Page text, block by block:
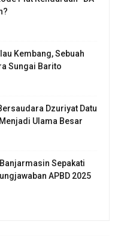
Kembang, Sebuah
Sungai Barito
Dzuriyat Datu
Ulama Besar
Sepakati
APBD 2025